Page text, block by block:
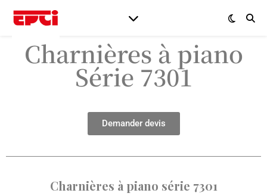
Charnières à piano
Série 7301
Demander devis
Charnières à piano série 7301